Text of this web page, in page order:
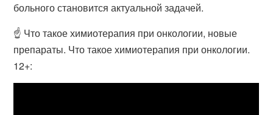
больного становится актуальной задачей.
☝ Что такое химиотерапия при онкологии, новые
препараты. Что такое химиотерапия при онкологии.
12+: